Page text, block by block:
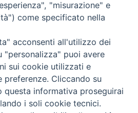
& Vita - C.F96600690588- Tutti i
-Privacy- Credits
"misurazione" e
come specificato nella
acconsenti all'utilizzo dei
"personalizza" puoi avere
sui cookie utilizzati e
preferenze. Cliccando su
informativa proseguirai
i soli cookie tecnici.